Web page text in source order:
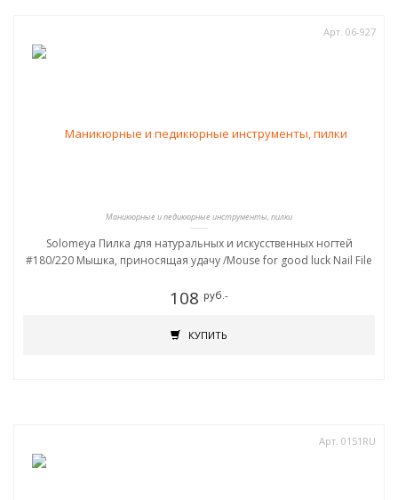
Арт. 06-927
Маникюрные и педикюрные инструменты, пилки
Solomeya Пилка для натуральных и искусственных ногтей
#180/220 Мышка, приносящая удачу /Mouse for good luck Nail File
108 руб.-
КУПИТЬ
Арт. 0151RU